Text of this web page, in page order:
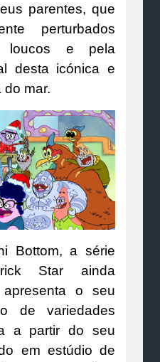
parentes, que
perturbados
loucos e pela
desta icónica e
do mar.
Bottom, a série
Star ainda
o seu
de variedades
a partir do seu
em estúdio de